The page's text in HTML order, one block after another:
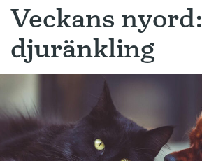
Veckans nyord:
djuränkling